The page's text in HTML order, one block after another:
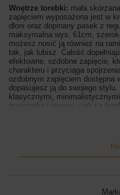
Wnętrze torebki: mała
zapięciem wyposażona jest w
dłoni oraz dopinany pasek z
maksymalna wys. 61cm,
możesz nosić ją również na
tak, jak lubisz. Całość
efektowne, ozdobne zapięcie,
charakteru i przyciąga
ozdobnym zapięciem dostępna
dopasujesz ją do swojego
klasycznymi,
marynarka i jeansy – jak i z